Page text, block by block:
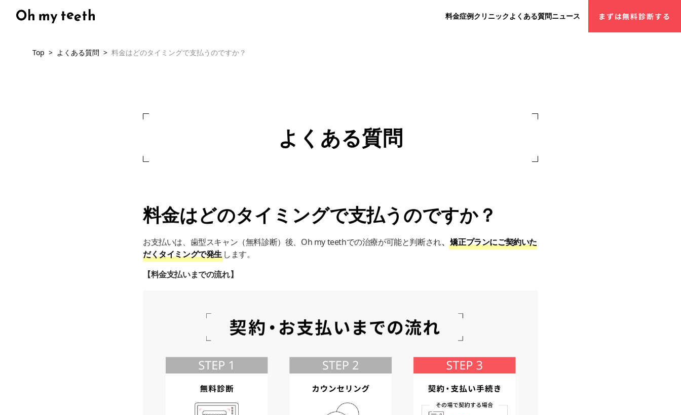
料金症例クリニックよくある質問ニュース まずは無料診断する
Top よくある質問 料金はどのタイミングで支払うのですか？
よくある質問
料金はどのタイミングで支払うのですか？
お支払いは、歯型スキャン（無料診断）後、Oh my teethでの治療が可能と判断され、矯正プランにご契約いた
だくタイミングで発生 します。
【料金支払いまでの流れ】